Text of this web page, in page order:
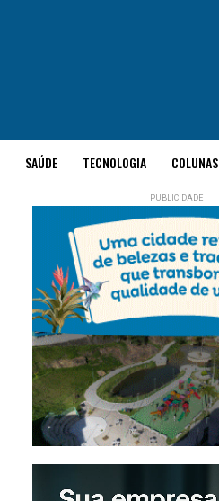
SAÚDE TECNOLOGIA COLUNAS